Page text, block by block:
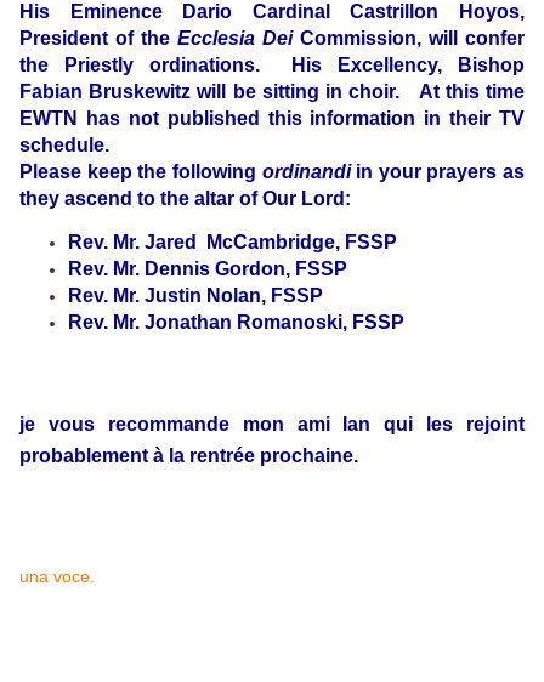
His Eminence Dario Cardinal Castrillon Hoyos,
President of the Ecclesia DeiCommission, will confer
the Priestly ordinations. His Excellency, Bishop
Fabian Bruskewitz will be sitting in choir. At this time
EWTN has not published this information in their TV
schedule.
Please keep the following ordinandiin your prayers as
they ascend to the altar of Our Lord:
Rev. Mr. Jared McCambridge, FSSP
Rev. Mr. Dennis Gordon, FSSP
Rev. Mr. Justin Nolan, FSSP
Rev. Mr. Jonathan Romanoski, FSSP
je vous recommande mon ami Ian qui les rejoint
probablement à la rentrée prochaine.
una voce.